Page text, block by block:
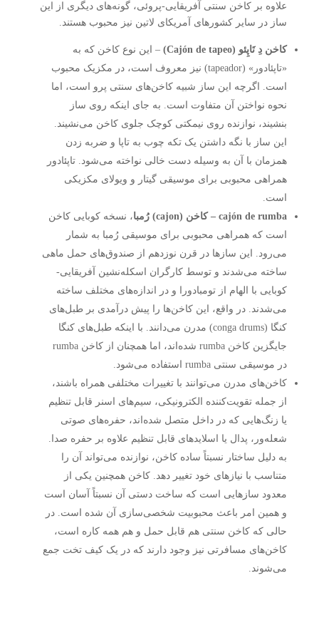
علاوه بر کاخن سنتی آفریقایی-پروئی، گونه‌های دیگری از این
ساز در سایر کشورهای آمریکای لاتین نیز محبوب هستند.
کاخن دِ تَاپِئو ( Cajón de tapeo
)– این نوع کاخن که به
«تاپئادور» (tapeador) نیز معروف است، در مکزیک محبوب
است. اگرچه این ساز شبیه کاخن‌های سنتی پرو است، اما
نحوه نواختن آن متفاوت است. به جای اینکه روی ساز
بنشیند، نوازنده روی نیمکتی کوچک جلوی کاخن می‌نشیند.
این ساز با نگه داشتن یک تکه چوب به تاپا و ضربه زدن
همزمان با آن به وسیله دست خالی نواخته می‌شود. تاپئادور
همراهی محبوبی برای موسیقی گیتار و ویولای مکزیکی
است.
cajón de rumba – کاخن (cajon) رُمبا، نسخه کوبایی کاخن
است که همراهی محبوبی برای موسیقی رُمبا به شمار
می‌رود. این سازها در قرن نوزدهم از صندوق‌های حمل ماهی
ساخته می‌شدند و توسط کارگران اسکله‌نشین آفریقایی-
کوبایی با الهام از تومبادورا و در اندازه‌های مختلف ساخته
می‌شدند. در واقع، این کاخن‌ها را پیش‌ درآمدی بر طبل‌های
کنگا (conga drums) مدرن می‌دانند. با اینکه طبل‌های کنگا
جایگزین کاخن rumba شده‌اند، اما همچنان از کاخن rumba
در موسیقی سنتی rumba استفاده می‌شود.
کاخن‌های مدرن می‌توانند با تغییرات مختلفی همراه باشند،
از جمله تقویت‌کننده الکترونیکی، سیم‌های اسنر قابل تنظیم
یا زنگ‌هایی که در داخل متصل شده‌اند، حفره‌های صوتی
شعله‌ور، پدال یا اسلایدهای قابل تنظیم علاوه بر حفره صدا.
به دلیل ساختار نسبتاً ساده کاخن، نوازنده می‌تواند آن را
متناسب با نیازهای خود تغییر دهد. کاخن همچنین یکی از
معدود سازهایی است که ساخت دستی آن نسبتاً آسان است
و همین امر باعث محبوبیت شخصی‌سازی آن شده است. در
حالی که کاخن سنتی هم قابل حمل و هم همه کاره است،
کاخن‌های مسافرتی نیز وجود دارند که در یک کیف تخت جمع
می‌شوند.